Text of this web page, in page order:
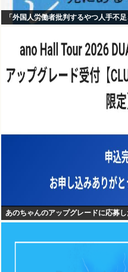
「外国人労働者批判するやつ人手不
あのちゃんのアップグレードに応募